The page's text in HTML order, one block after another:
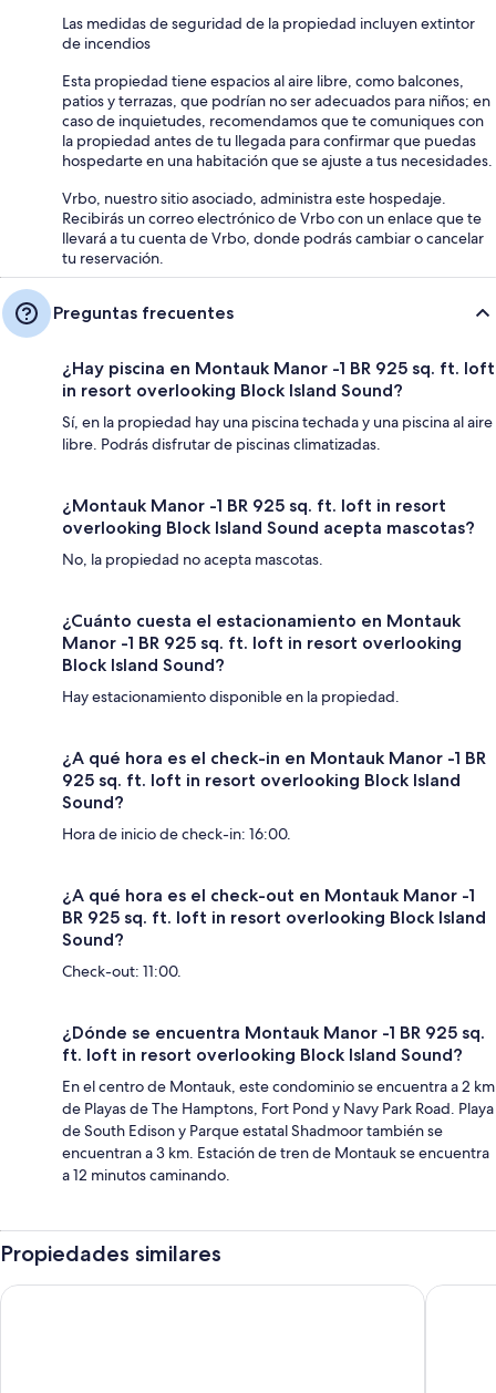
Las medidas de seguridad de la propiedad incluyen extintor
de incendios
Esta propiedad tiene espacios al aire libre, como balcones,
patios y terrazas, que podrían no ser adecuados para niños; en
caso de inquietudes, recomendamos que te comuniques con
la propiedad antes de tu llegada para confirmar que puedas
hospedarte en una habitación que se ajuste a tus necesidades.
Vrbo, nuestro sitio asociado, administra este hospedaje.
Recibirás un correo electrónico de Vrbo con un enlace que te
llevará a tu cuenta de Vrbo, donde podrás cambiar o cancelar
tu reservación.
Preguntas frecuentes
¿Hay piscina en Montauk Manor -1 BR 925 sq. ft. loft
in resort overlooking Block Island Sound?
Sí, en la propiedad hay una piscina techada y una piscina al aire
libre. Podrás disfrutar de piscinas climatizadas.
¿Montauk Manor -1 BR 925 sq. ft. loft in resort
overlooking Block Island Sound acepta mascotas?
No, la propiedad no acepta mascotas.
¿Cuánto cuesta el estacionamiento en Montauk
Manor -1 BR 925 sq. ft. loft in resort overlooking
Block Island Sound?
Hay estacionamiento disponible en la propiedad.
¿A qué hora es el check-in en Montauk Manor -1 BR
925 sq. ft. loft in resort overlooking Block Island
Sound?
Hora de inicio de check-in: 16:00.
¿A qué hora es el check-out en Montauk Manor -1
BR 925 sq. ft. loft in resort overlooking Block Island
Sound?
Check-out: 11:00.
¿Dónde se encuentra Montauk Manor -1 BR 925 sq.
ft. loft in resort overlooking Block Island Sound?
En el centro de Montauk, este condominio se encuentra a 2 km
de Playas de The Hamptons, Fort Pond y Navy Park Road. Playa
de South Edison y Parque estatal Shadmoor también se
encuentran a 3 km. Estación de tren de Montauk se encuentra
a 12 minutos caminando.
Propiedades similares
Sea Crest Resort